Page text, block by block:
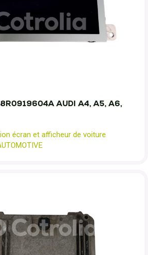
8R0919604A AUDI A4, A5, A6,
écran et afficheur de voiture